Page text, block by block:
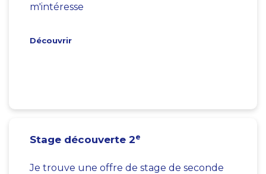
m'intéresse
Découvrir
Stage découverte 2e
Je trouve une offre de stage de seconde